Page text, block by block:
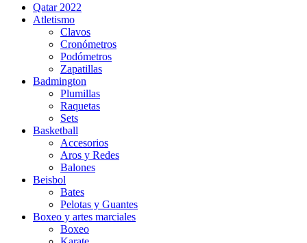
Qatar 2022
Atletismo
Clavos
Cronómetros
Podómetros
Zapatillas
Badmington
Plumillas
Raquetas
Sets
Basketball
Accesorios
Aros y Redes
Balones
Beisbol
Bates
Pelotas y Guantes
Boxeo y artes marciales
Boxeo